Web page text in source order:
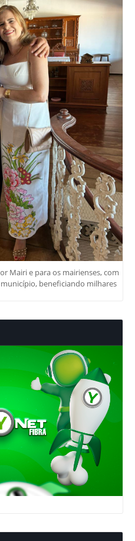
Mairi e para os mairienses, com
beneficiando milhares